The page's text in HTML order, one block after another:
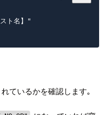
ト名】"
ているかを確認します｡